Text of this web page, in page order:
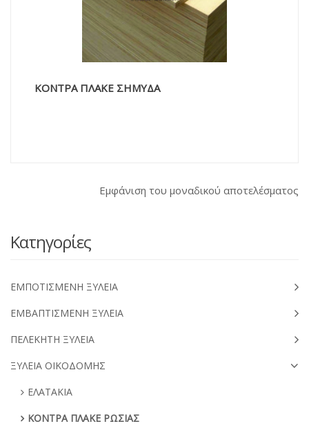
ΚΟΝΤΡΑ ΠΛΑΚΕ ΣΗΜΥΔΑ
Εμφάνιση του μοναδικού αποτελέσματος
Κατηγορίες
ΕΜΠΟΤΙΣΜΕΝΗ ΞΥΛΕΙΑ
ΕΜΒΑΠΤΙΣΜΕΝΗ ΞΥΛΕΙΑ
ΠΕΛΕΚΗΤΗ ΞΥΛΕΙΑ
ΞΥΛΕΙΑ ΟΙΚΟΔΟΜΗΣ
ΕΛΑΤΑΚΙΑ
ΚΟΝΤΡΑ ΠΛΑΚΕ ΡΩΣΙΑΣ